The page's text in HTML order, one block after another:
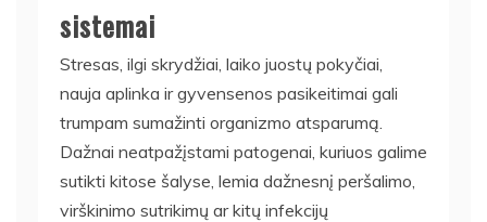
sistemai
Stresas, ilgi skrydžiai, laiko juostų pokyčiai,
nauja aplinka ir gyvensenos pasikeitimai gali
trumpam sumažinti organizmo atsparumą.
Dažnai neatpažįstami patogenai, kuriuos galime
sutikti kitose šalyse, lemia dažnesnį peršalimo,
virškinimo sutrikimų ar kitų infekcijų